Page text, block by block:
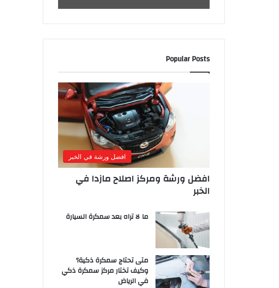
Popular Posts
افضل ورشة في الخبر
افضل ورشة ومركز اصلاح مازدا في
الخبر
ما لا تراه بعد سمكرة السيارة
متى تحتاج سمكرة ذكية؟
وكيف تختار مركز سمكرة ذكي
في الرياض